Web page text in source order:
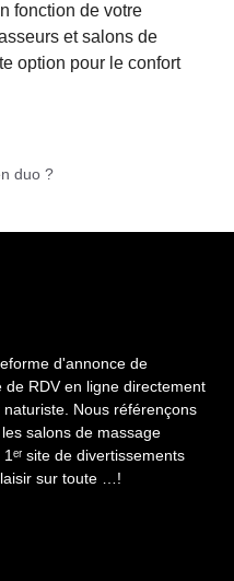
fonction de votre
et salons de
option pour le confort
duo ?
d'annonce de
RDV en ligne directement
Nous référençons
salons de massage
site de divertissements
sur toute …!